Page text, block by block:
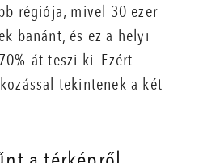
régiója, mivel 30 ezer
banánt, és ez a helyi
át teszi ki. Ezért
tekintenek a két